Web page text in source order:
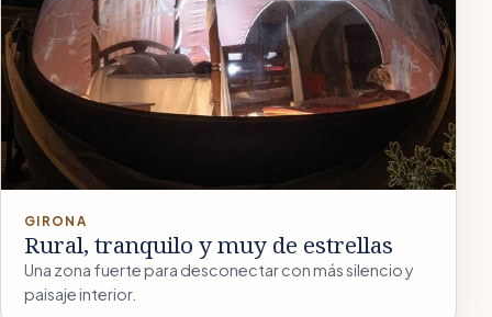
GIRONA
Rural, tranquilo y muy de estrellas
Una zona fuerte para desconectar con más silencio y
paisaje interior.